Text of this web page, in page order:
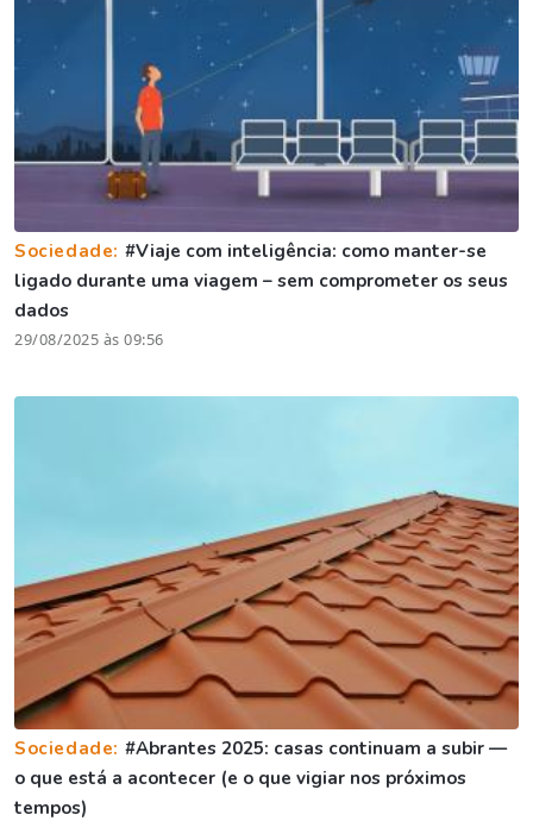
Sociedade: #Viaje com inteligência: como manter-se
ligado durante uma viagem – sem comprometer os seus
dados
29/08/2025 às 09:56
Sociedade: #Abrantes 2025: casas continuam a subir —
o que está a acontecer (e o que vigiar nos próximos
tempos)